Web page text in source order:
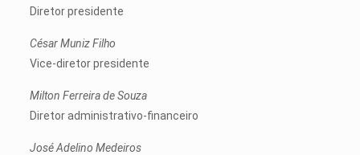
Diretor presidente
César Muniz Filho
Vice-diretor presidente
Milton Ferreira de Souza
Diretor administrativo-financeiro
José Adelino Medeiros